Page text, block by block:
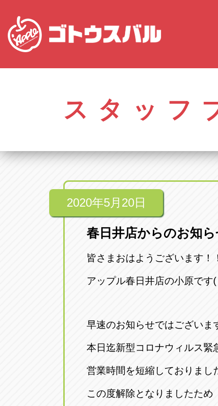
アップル
0561-84-
アップル
0586-28-
アップル
0568-85-
0568-25-
0566-43-
愛知県春日井市柏井町4-43-1
アップル春日井中央店
愛知県瀬戸市美濃池町29-1
アップル一宮22号店
愛知県一宮市朝日3-4-12
アップル春日井店
愛知県春日井市八田町2-1-16
愛知県北名古屋市中之郷八反
愛知県碧南市立山町4-32-1
スタッフ
2020年5月20日
春日井店からのお知ら
皆さまおはようございます！
アップル春日井店の小原です
早速のお知らせではございま
本日迄新型コロナウィルス緊
営業時間を短縮しておりまし
この度解除となりましたため